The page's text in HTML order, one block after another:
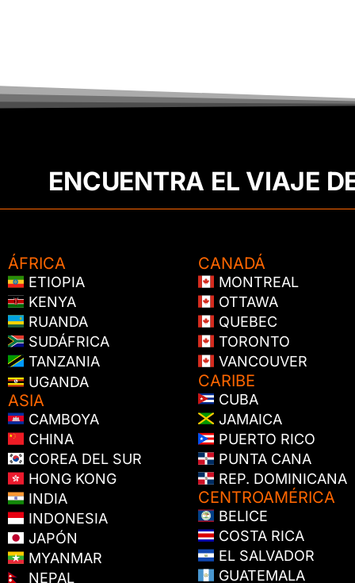
ENCUENTRA EL VIAJE
ÁFRICA
ETIOPIA
KENYA
RUANDA
SUDÁFRICA
TANZANIA
UGANDA
ASIA
CAMBOYA
CHINA
COREA DEL SUR
HONG KONG
INDIA
INDONESIA
JAPÓN
MYANMAR
NEPAL
CANADÁ
MONTREAL
OTTAWA
QUEBEC
TORONTO
VANCOUVER
CARIBE
CUBA
JAMAICA
PUERTO RICO
PUNTA CANA
REP. DOMINICANA
CENTROAMÉRICA
BELICE
COSTA RICA
EL SALVADOR
GUATEMALA